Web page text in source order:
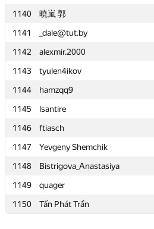
1140
曉嵐 郭
1141
_dale@tut.by
1142
alexmir.2000
1143
tyulen4ikov
1144
hamzqq9
1145
lsantire
1146
ftiasch
1147
Yevgeny Shemchik
1148
Bistrigova_Anastasiya
1149
quager
1150
Tấn Phát Trần
1140
曉嵐 郭
1141
_dale@tut.by
1142
alexmir.2000
1143
tyulen4ikov
1144
hamzqq9
1145
lsantire
1146
ftiasch
1147
Yevgeny Shemchik
1148
Bistrigova_Anastasiya
1149
quager
1150
Tấn Phát Trần